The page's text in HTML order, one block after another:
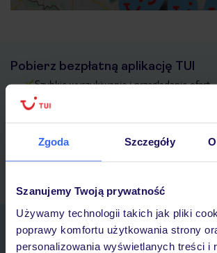
Zgoda Szczegóły
Szanujemy Twoją prywatność
Używamy technologii takich jak pliki
poprawy komfortu użytkowania strony
personalizowania wyświetlanych treści i
Pobierz bezpłatną aplikację TUI
Szybkie wyszukiwanie i przeglądanie ofert
Lista ulubionych ofert i możliwość ich
myTUI
Zapisz się do
IMIĘ*